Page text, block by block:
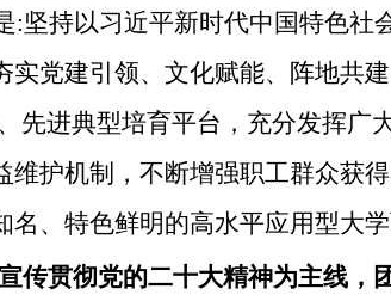
:坚持以习近平新时代中国特色社
党建引领、文化赋能、阵地共
先进典型培育平台，充分发挥广
护机制，不断增强职工群众获
、特色鲜明的高水平应用型大学
传贯彻党的二十大精神为主线，